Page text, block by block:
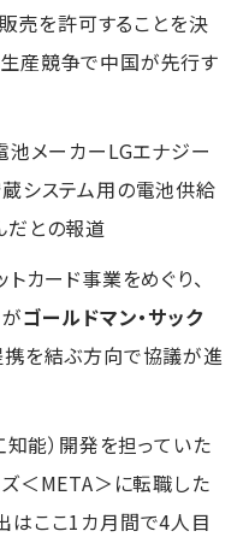
売を許可することを決
産競争で中国が先行す
池メーカーLGエナジー
蔵システム用の電池供給
だとの報道
カード事業をめぐり、
ゴールドマン・サック
を結ぶ方向で協議が進
能）開発を担っていた
ズ＜META＞に転職した
はここ1カ月間で4人目